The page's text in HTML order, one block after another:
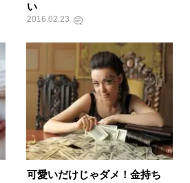
い
2016.02.23
可愛いだけじゃダメ！金持ち